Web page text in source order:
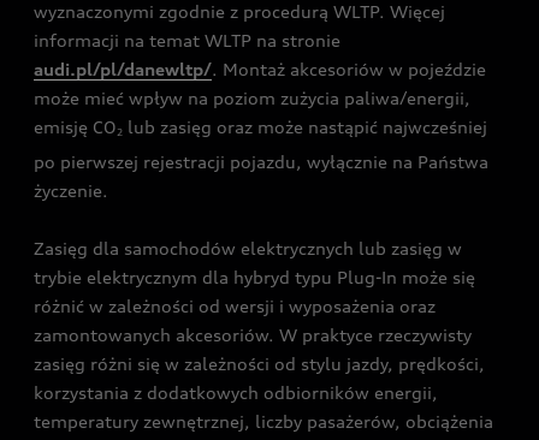
wyznaczonymi zgodnie z procedurą WLTP. Więcej
informacji na temat WLTP na stronie
audi.pl/pl/danewltp/. Montaż akcesoriów w pojeździe
może mieć wpływ na poziom zużycia paliwa/energii,
emisję CO2 lub zasięg oraz może nastąpić najwcześniej
po pierwszej rejestracji pojazdu, wyłącznie na Państwa
życzenie.
Zasięg dla samochodów elektrycznych lub zasięg w
trybie elektrycznym dla hybryd typu Plug-In może się
różnić w zależności od wersji i wyposażenia oraz
zamontowanych akcesoriów. W praktyce rzeczywisty
zasięg różni się w zależności od stylu jazdy, prędkości,
korzystania z dodatkowych odbiorników energii,
temperatury zewnętrznej, liczby pasażerów, obciążenia